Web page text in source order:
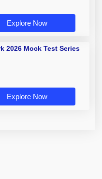
Explore Now
2026 Mock Test Series
Explore Now